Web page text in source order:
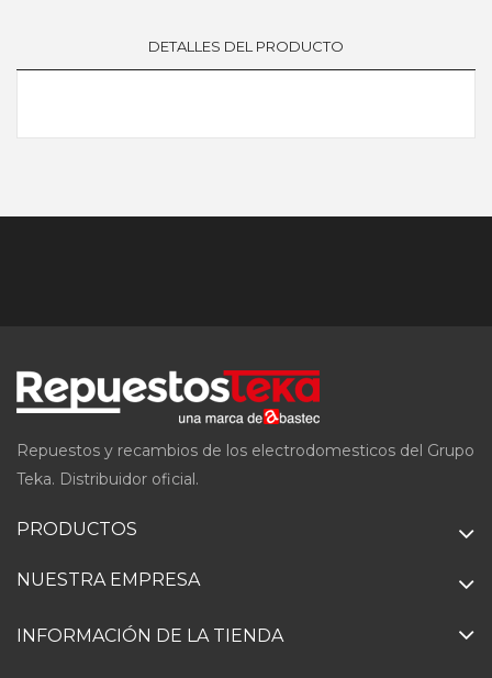
DETALLES DEL PRODUCTO
Repuestos y recambios de los electrodomesticos del Grupo
Teka. Distribuidor oficial.
PRODUCTOS
NUESTRA EMPRESA
INFORMACIÓN DE LA TIENDA